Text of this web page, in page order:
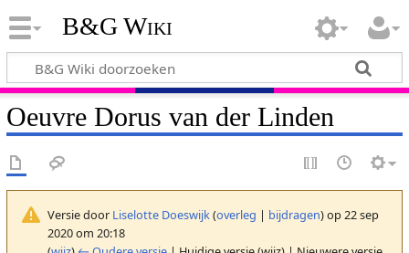
B&G Wiki
Oeuvre Dorus van der Linden
Versie door Liselotte Doeswijk(overleg | bijdragen)op 22 sep
2020 om 20:18